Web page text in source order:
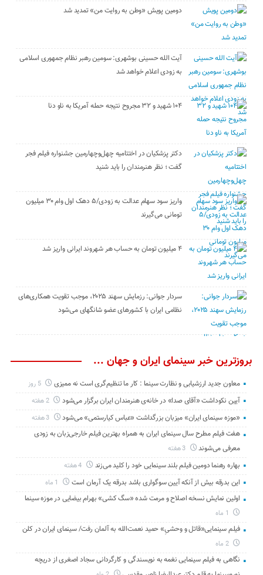
دومین پویش «وطن به روایت من» تمدید شد
آیت الله حسینی بوشهری: سومین رهبر نظام جمهوری اسلامی
به زودی اعلام خواهد شد
۱۰۴ شهید و ۳۲ مجروح نتیجه حمله آمریکا به ناو دنا
دکتر پزشکیان در اختتامیه چهل‌وچهارمین جشنواره فیلم فجر
گفت ؛ نظر هنرمندان را باید شنید
واریز سود سهام عدالت به زودی/۵ دهک اول وام ۳۰ میلیون
تومانی می‌گیرند
۴ میلیون تومان به حساب هر شهروند ایرانی واریز شد
سردار جوانی: رزمایش سهند ۲۰۲۵، موجب تقویت همکاری‌های
نظامی ایران با کشور‌های عضو شانگهای می‌شود
بروزترین خبر سینمای ایران و جهان ...
معاون جدید ارزشیابی و نظارت سینما : کار ما تنظیم‌گری است نه ممیزی 5 روز
آیین نکوداشت «آقای صدا» در خانه‌ی هنرمندان ایران برگزار می‌شود 2 هفته
«موزه سینمای ایران» میزبان بزرگداشت «عباس کیارستمی» می‌شود 3 هفته
هفت فیلم مطرح سال سینمای ایران به همراه بهترین فیلم خارجی‌زبان به زودی
معرفی می‌شوند
3 هفته
بهاره رهنما دومین فیلم بلند سینمایی خود را کلید می‌زند
این بدرقه بیش از آنکه آیین سوگواری باشد بدرقه یک آرمان است
اولین نمایش نسخه اصلاح و مرمت شده «سگ کشی» بهرام بیضایی در موزه سینما
فیلم سینمایی«قاتل و وحشیِ» حمید نعمت‌الله به آلمان رفت/ سینمای ایران در کلن
2 ماه
نگاهی به فیلم سینمایی نغمه به نویسندگی و کارگردانی سجاد اصغری از دریچه